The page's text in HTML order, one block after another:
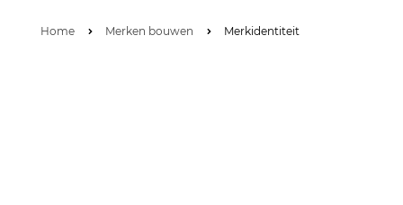
Home Merken bouwen Merkidentiteit